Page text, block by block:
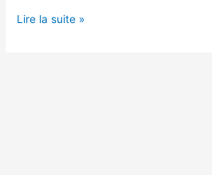
Lire la suite »